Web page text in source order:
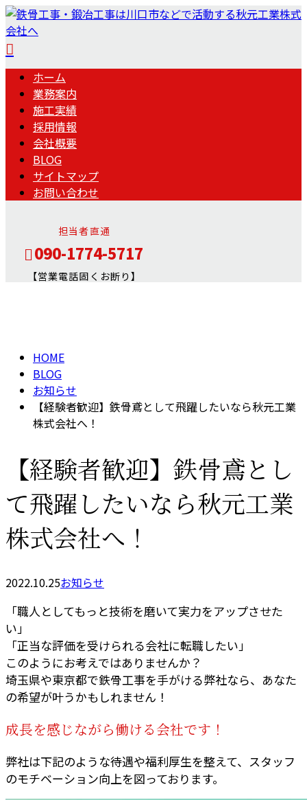
ホーム
業務案内
施工実績
採用情報
会社概要
BLOG
サイトマップ
お問い合わせ
担当者直通
090-1774-5717
【営業電話固くお断り】
HOME
BLOG
お知らせ
【経験者歓迎】鉄骨鳶として飛躍したいなら秋元工業
株式会社へ！
【経験者歓迎】鉄骨鳶とし
て飛躍したいなら秋元工業
株式会社へ！
2022.10.25お知らせ
「職人としてもっと技術を磨いて実力をアップさせた
い」
「正当な評価を受けられる会社に転職したい」
このようにお考えではありませんか？
埼玉県や東京都で鉄骨工事を手がける弊社なら、あなた
の希望が叶うかもしれません！
成長を感じながら働ける会社です！
弊社は下記のような待遇や福利厚生を整えて、スタッフ
のモチベーション向上を図っております。